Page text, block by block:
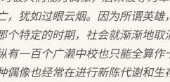
犹如过眼云烟。因为所谓英
特定的时期，社会就渐渐地
一百个广濑中校也只能全算
像也经常在进行新陈代谢和